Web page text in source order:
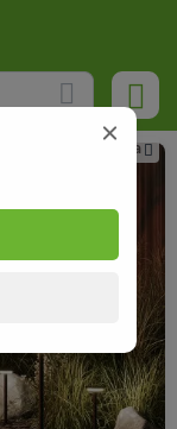
Реклама